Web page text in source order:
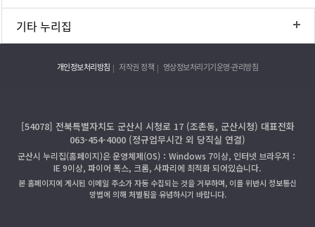
기타 누리집
개인정보처리방침 저작권 정책 영상정보처리기기운영·관리방침
[54078] 전북특별자치도 군산시 시청로 17 (조촌동, 군산시청) 대표전화
063-454-4000 (정규업무시간 외 당직실 연결)
군산시 누리집(홈페이지)은 운영체제(OS)：Windows 7이상, 인터넷 브라우저：
IE 9이상, 파이어 폭스, 크롬, 사파리에 최적화 되어있습니다.
본 홈페이지에 게시된 이메일 주소가 자동 수집되는 것을 거부하며, 이를 위반시 정보통신
망법에 의해 처벌됨을 유념하시기 바랍니다.